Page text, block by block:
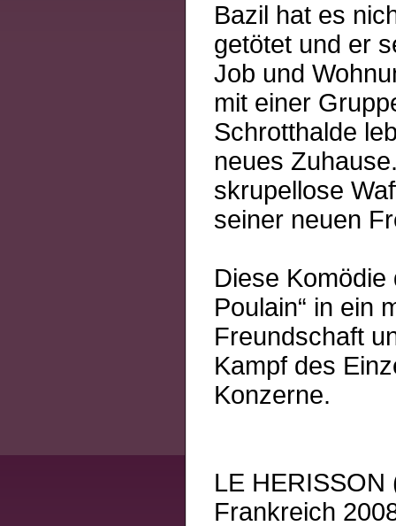
Bazil hat es
getötet und er
Job und
mit einer
Schrotthalde
neues
skrupellose
seiner neuen
Diese
Poulain“ in ein
Freundschaft
Kampf des
Konzerne.
LE HERISSON
Frankreich